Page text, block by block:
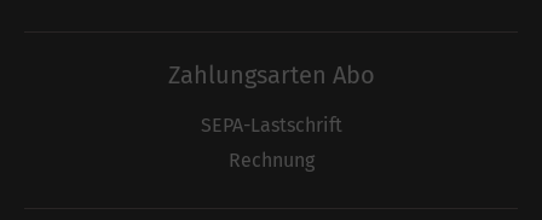
Zahlungsarten Abo
SEPA-Lastschrift
Rechnung